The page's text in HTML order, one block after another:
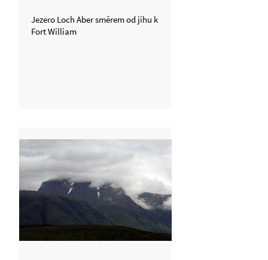
Jezero Loch Aber směrem od jihu k
Fort William